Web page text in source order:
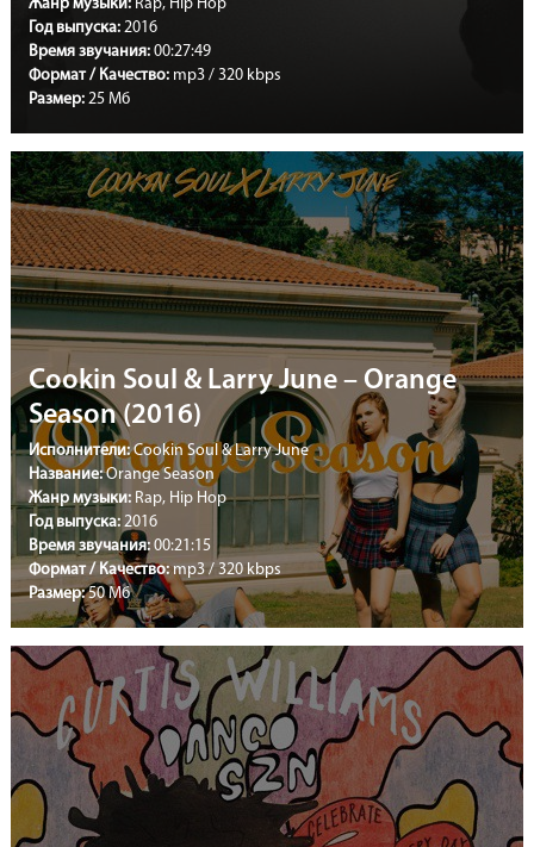
Жанр музыки:Rap, Hip Hop
Год выпуска:2016
Время звучания:00:27:49
Формат / Качество:mp3 / 320 kbps
Размер:25 Мб
Cookin Soul & Larry June – Orange
Season (2016)
Исполнители:Cookin Soul & Larry June
Название:Orange Season
Жанр музыки:Rap, Hip Hop
Год выпуска:2016
Время звучания:00:21:15
Формат / Качество:mp3 / 320 kbps
Размер:50 Мб